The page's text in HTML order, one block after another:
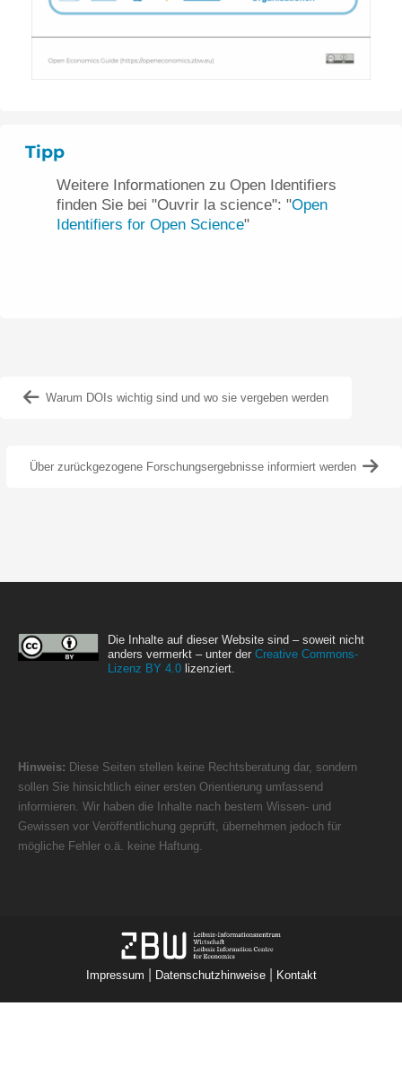
Tipp
Weitere Informationen zu Open Identifiers
finden Sie bei "Ouvrir la science": "Open
Identifiers for Open Science"
Warum DOIs wichtig sind und wo sie vergeben werden
Über zurückgezogene Forschungsergebnisse informiert werden
Die Inhalte auf dieser Website sind – soweit nicht
anders vermerkt – unter der Creative Commons-
Lizenz BY 4.0 lizenziert.
Hinweis: Diese Seiten stellen keine Rechtsberatung dar, sondern
sollen Sie hinsichtlich einer ersten Orientierung umfassend
informieren. Wir haben die Inhalte nach bestem Wissen- und
Gewissen vor Veröffentlichung geprüft, übernehmen jedoch für
mögliche Fehler o.ä. keine Haftung.
Impressum Datenschutzhinweise| Kontakt